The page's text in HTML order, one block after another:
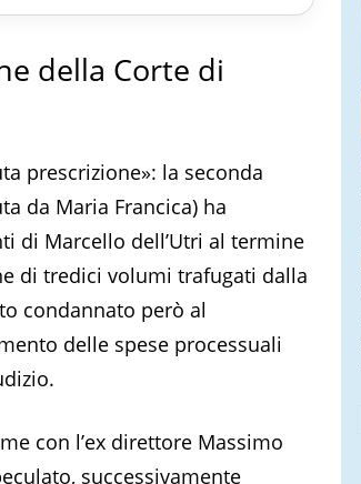
della Corte di
prescrizione»: la seconda
da Maria Francica) ha
di Marcello dell’Utri al termine
di tredici volumi trafugati dalla
condannato però al
delle spese processuali
con l’ex direttore Massimo
successivamente